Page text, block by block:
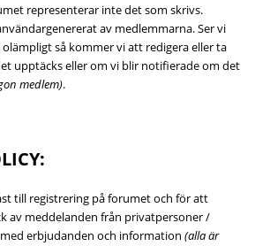
representerar inte det som skrivs.
av medlemmarna. Ser vi
så kommer vi att redigera eller ta
upptäcks eller om vi blir notifierade om det
medlem).
till registrering på forumet och för att
av meddelanden från privatpersoner /
erbjudanden och information (alla är